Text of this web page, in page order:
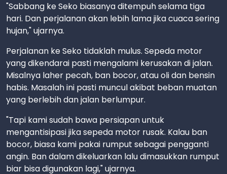
"Sabbang ke Seko biasanya ditempuh selama tiga
hari. Dan perjalanan akan lebih lama jika cuaca sering
hujan," ujarnya.
Perjalanan ke Seko tidaklah mulus. Sepeda motor
yang dikendarai pasti mengalami kerusakan di jalan.
Misalnya laher pecah, ban bocor, atau oli dan bensin
habis. Masalah ini pasti muncul akibat beban muatan
yang berlebih dan jalan berlumpur.
"Tapi kami sudah bawa persiapan untuk
mengantisipasi jika sepeda motor rusak. Kalau ban
bocor, biasa kami pakai rumput sebagai pengganti
angin. Ban dalam dikeluarkan lalu dimasukkan rumput
biar bisa digunakan lagi," ujarnya.